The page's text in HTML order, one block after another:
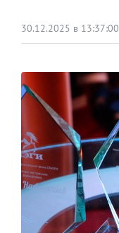
30.12.2025 в 13:37:00